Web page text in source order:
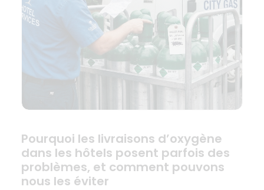
Pourquoi les livraisons d’oxygène
dans les hôtels posent parfois des
problèmes, et comment pouvons
nous les éviter